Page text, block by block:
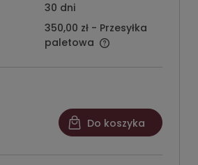
30 dni
350,00 zł - Przesyłka
paletowa
Do koszyka